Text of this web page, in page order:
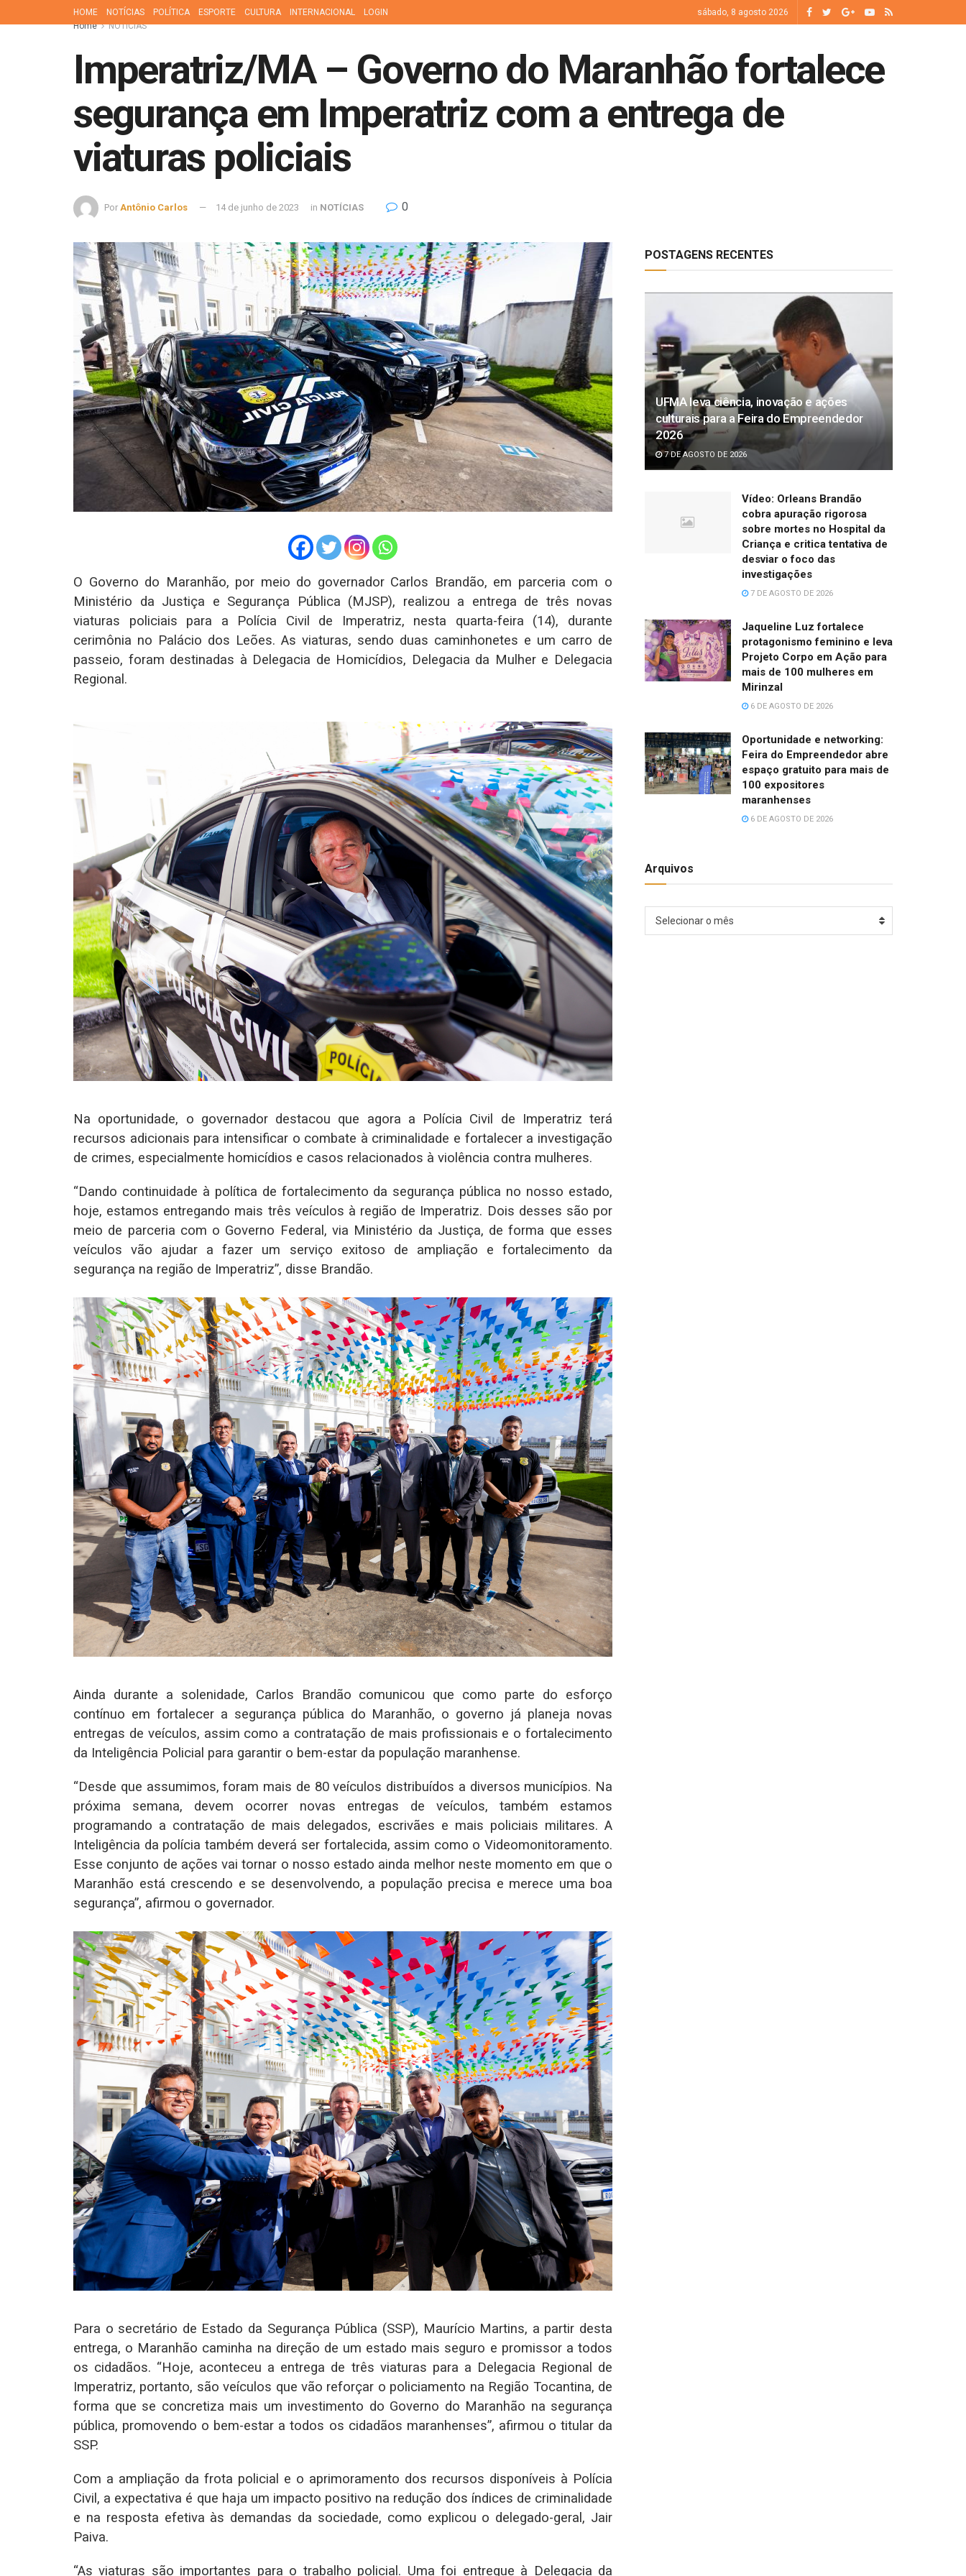
HOME NOTÍCIAS POLÍTICA ESPORTE CULTURA INTERNACIONAL LOGIN
sábado, 8 agosto 2026
Home
NOTÍCIAS
Imperatriz/MA – Governo do Maranhão fortalece
segurança em Imperatriz com a entrega de
viaturas policiais
Por Antônio Carlos 14 de junho de 2023 in NOTÍCIAS 0
O Governo do Maranhão, por meio do governador Carlos Brandão, em parceria com o
Ministério da Justiça e Segurança Pública (MJSP), realizou a entrega de três novas
viaturas policiais para a Polícia Civil de Imperatriz, nesta quarta-feira (14), durante
cerimônia no Palácio dos Leões. As viaturas, sendo duas caminhonetes e um carro de
passeio, foram destinadas à Delegacia de Homicídios, Delegacia da Mulher e Delegacia
Regional.
Na oportunidade, o governador destacou que agora a Polícia Civil de Imperatriz terá
recursos adicionais para intensificar o combate à criminalidade e fortalecer a investigação
de crimes, especialmente homicídios e casos relacionados à violência contra mulheres.
“Dando continuidade à política de fortalecimento da segurança pública no nosso estado,
hoje, estamos entregando mais três veículos à região de Imperatriz. Dois desses são por
meio de parceria com o Governo Federal, via Ministério da Justiça, de forma que esses
veículos vão ajudar a fazer um serviço exitoso de ampliação e fortalecimento da
segurança na região de Imperatriz”, disse Brandão.
Ainda durante a solenidade, Carlos Brandão comunicou que como parte do esforço
contínuo em fortalecer a segurança pública do Maranhão, o governo já planeja novas
entregas de veículos, assim como a contratação de mais profissionais e o fortalecimento
da Inteligência Policial para garantir o bem-estar da população maranhense.
“Desde que assumimos, foram mais de 80 veículos distribuídos a diversos municípios. Na
próxima semana, devem ocorrer novas entregas de veículos, também estamos
programando a contratação de mais delegados, escrivães e mais policiais militares. A
Inteligência da polícia também deverá ser fortalecida, assim como o Videomonitoramento.
Esse conjunto de ações vai tornar o nosso estado ainda melhor neste momento em que o
Maranhão está crescendo e se desenvolvendo, a população precisa e merece uma boa
segurança”, afirmou o governador.
Para o secretário de Estado da Segurança Pública (SSP), Maurício Martins, a partir desta
entrega, o Maranhão caminha na direção de um estado mais seguro e promissor a todos
os cidadãos. “Hoje, aconteceu a entrega de três viaturas para a Delegacia Regional de
Imperatriz, portanto, são veículos que vão reforçar o policiamento na Região Tocantina, de
forma que se concretiza mais um investimento do Governo do Maranhão na segurança
pública, promovendo o bem-estar a todos os cidadãos maranhenses”, afirmou o titular da
SSP.
Com a ampliação da frota policial e o aprimoramento dos recursos disponíveis à Polícia
Civil, a expectativa é que haja um impacto positivo na redução dos índices de criminalidade
e na resposta efetiva às demandas da sociedade, como explicou o delegado-geral, Jair
Paiva.
“As viaturas são importantes para o trabalho policial. Uma foi entregue à Delegacia da
POSTAGENS RECENTES
UFMA leva ciência, inovação e ações
culturais para a Feira do Empreendedor
2026
7 DE AGOSTO DE 2026
Vídeo: Orleans Brandão
cobra apuração rigorosa
sobre mortes no Hospital da
Criança e critica tentativa de
desviar o foco das
investigações
7 DE AGOSTO DE 2026
Jaqueline Luz fortalece
protagonismo feminino e leva
Projeto Corpo em Ação para
mais de 100 mulheres em
Mirinzal
6 DE AGOSTO DE 2026
Oportunidade e networking:
Feira do Empreendedor abre
espaço gratuito para mais de
100 expositores
maranhenses
6 DE AGOSTO DE 2026
Arquivos
Selecionar o mês